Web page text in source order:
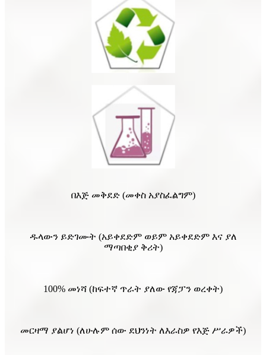
በእጅ መቅደድ (መቀስ አያስፈልግም)
ዱላውን ይድገሙት (አይቀደድም ወይም አይቀደድም እና ያለ
ማጣበቂያ ቅሪት)
100% መነሻ (ከፍተኛ ጥራት ያለው የጃፓን ወረቀት)
መርዛማ ያልሆነ (ለሁሉም ሰው ደህንነት ለእራስዎ የእጅ ሥራዎች)